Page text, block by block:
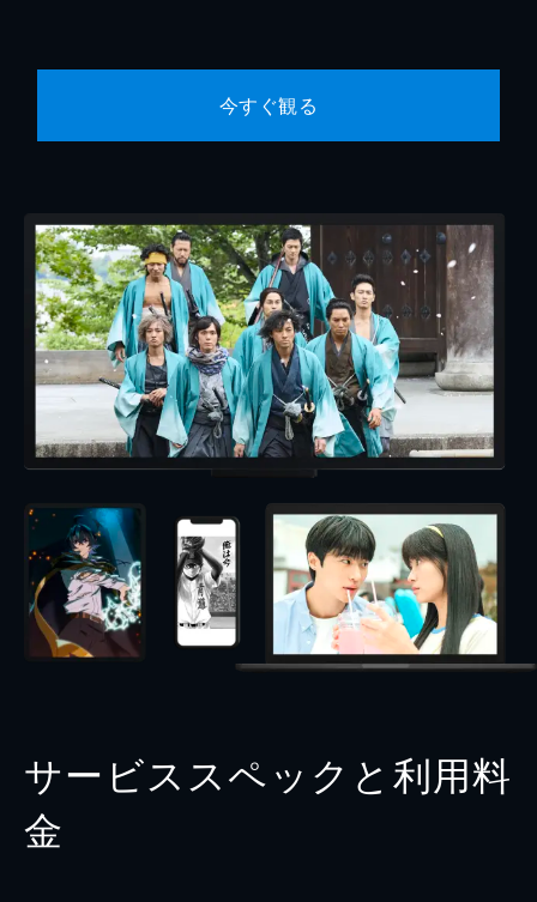
今すぐ観る
サービススペックと利用料
金